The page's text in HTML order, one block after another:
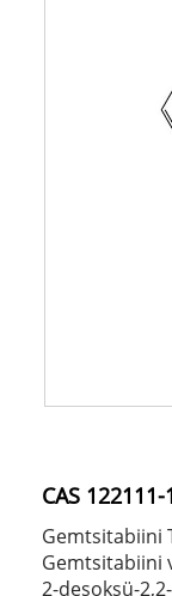
CAS
Gemtsitabiini
Gemtsitabiini
2-desoksü-